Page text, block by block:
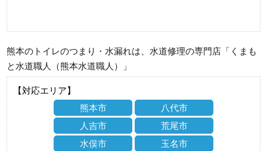
熊本のトイレのつまり・水漏れは、水道修理の専門店「くまも
と水道職人（熊本水道職人）」
【対応エリア】
熊本市
八代市
人吉市
荒尾市
水俣市
玉名市